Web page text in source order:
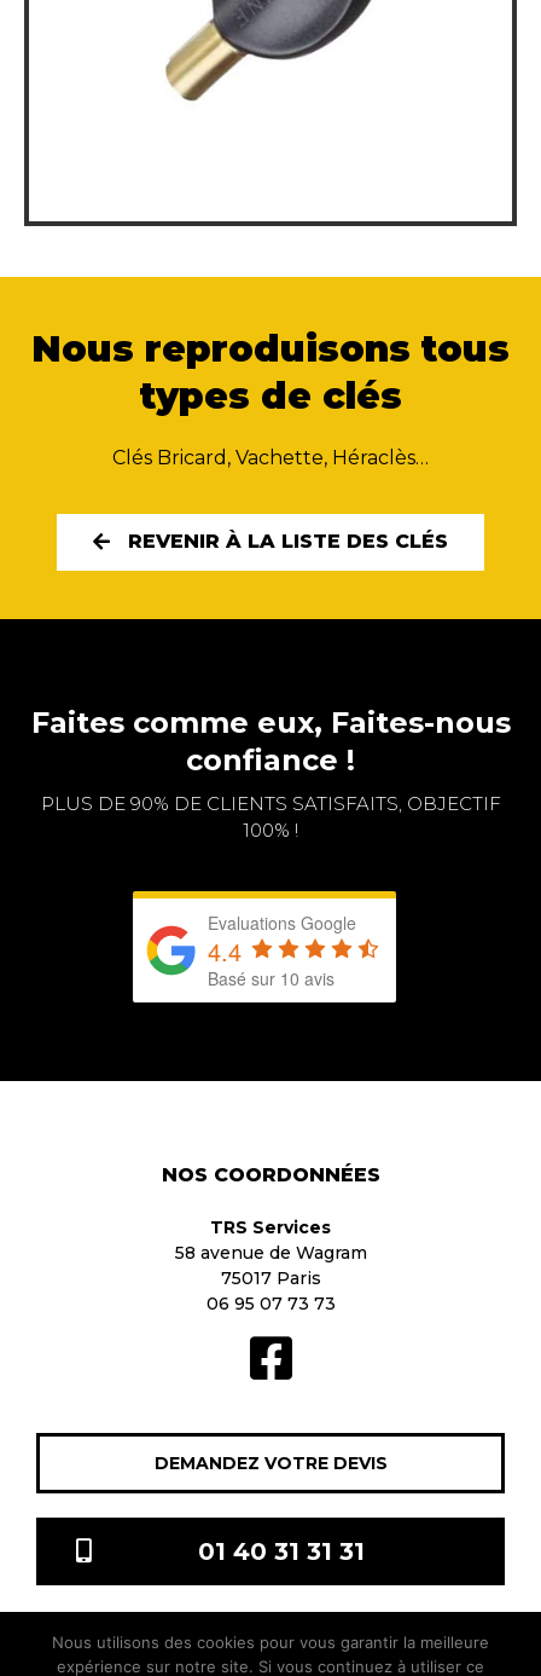
Nous reproduisons tous
types de clés
Clés Bricard, Vachette, Héraclès…
REVENIR À LA LISTE DES CLÉS
Faites comme eux, Faites-nous
confiance !
PLUS DE 90% DE CLIENTS SATISFAITS, OBJECTIF
100% !
Evaluations Google
4.4
Basé sur 10 avis
NOS COORDONNÉES
TRS Services
58 avenue de Wagram
75017 Paris
06 95 07 73 73
DEMANDEZ VOTRE DEVIS
01 40 31 31 31
TRS Services © 2021 Tous droits réservés | Mentions légales
Nous utilisons des cookies pour vous garantir la meilleure
expérience sur notre site. Si vous continuez à utiliser ce